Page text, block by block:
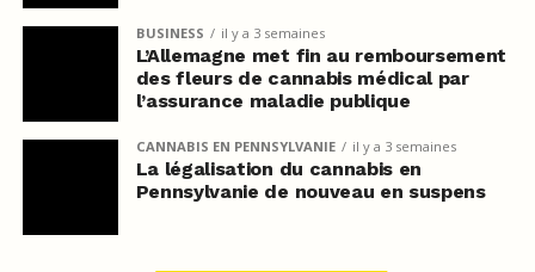
BUSINESS il y a 3 semaines
L’Allemagne met fin au remboursement
des fleurs de cannabis médical par
l’assurance maladie publique
CANNABIS EN PENNSYLVANIE il y a 3 semaines
La légalisation du cannabis en
Pennsylvanie de nouveau en suspens